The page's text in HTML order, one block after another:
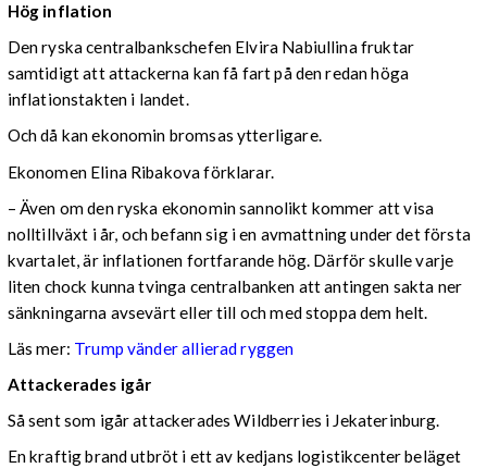
Hög inflation
Den ryska centralbankschefen Elvira Nabiullina fruktar
samtidigt att attackerna kan få fart på den redan höga
inflationstakten i landet.
Och då kan ekonomin bromsas ytterligare.
Ekonomen Elina Ribakova förklarar.
– Även om den ryska ekonomin sannolikt kommer att visa
nolltillväxt i år, och befann sig i en avmattning under det första
kvartalet, är inflationen fortfarande hög. Därför skulle varje
liten chock kunna tvinga centralbanken att antingen sakta ner
sänkningarna avsevärt eller till och med stoppa dem helt.
Läs mer: Trump vänder allierad ryggen
Attackerades igår
Så sent som igår attackerades Wildberries i Jekaterinburg.
En kraftig brand utbröt i ett av kedjans logistikcenter beläget